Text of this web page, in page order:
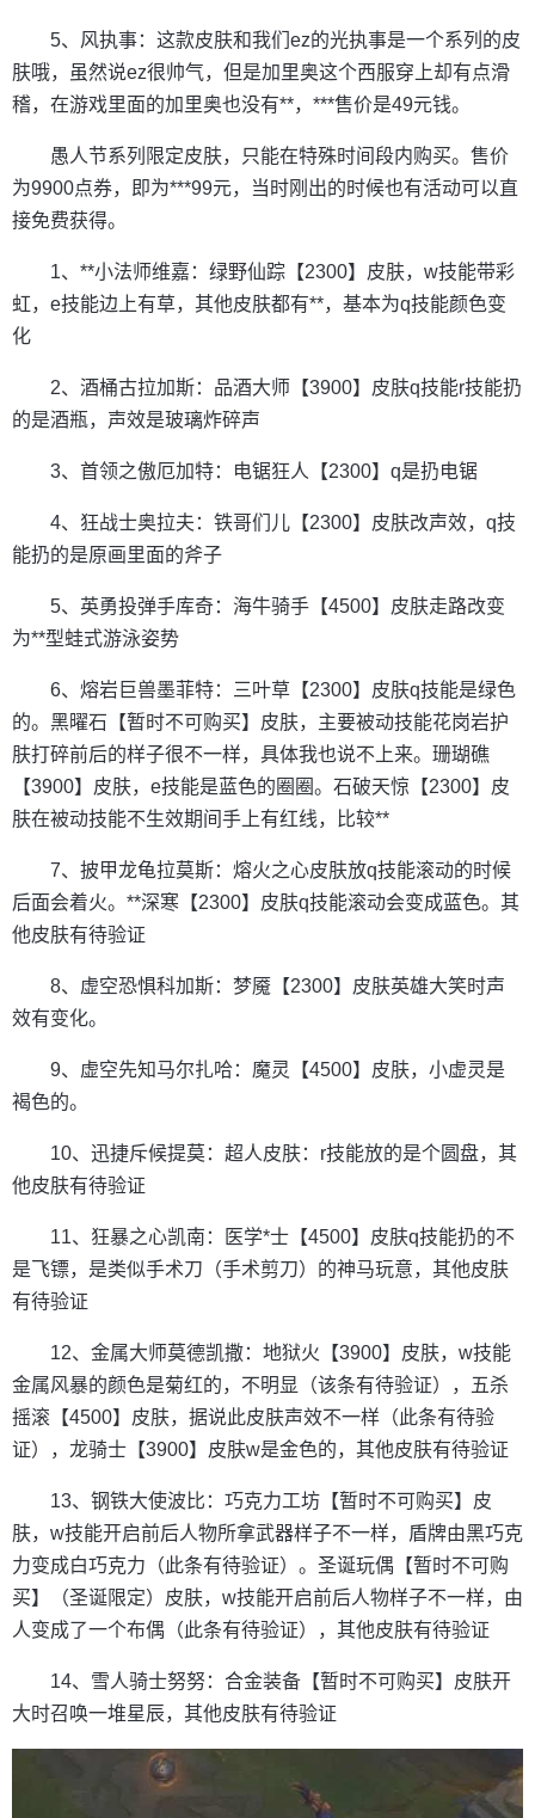
5、风执事：这款皮肤和我们ez的光执事是一个系列的皮
肤哦，虽然说ez很帅气，但是加里奥这个西服穿上却有点滑
稽，在游戏里面的加里奥也没有**，***售价是49元钱。
愚人节系列限定皮肤，只能在特殊时间段内购买。售价
为9900点券，即为***99元，当时刚出的时候也有活动可以直
接免费获得。
1、**小法师维嘉：绿野仙踪【2300】皮肤，w技能带彩
虹，e技能边上有草，其他皮肤都有**，基本为q技能颜色变
化
2、酒桶古拉加斯：品酒大师【3900】皮肤q技能r技能扔
的是酒瓶，声效是玻璃炸碎声
3、首领之傲厄加特：电锯狂人【2300】q是扔电锯
4、狂战士奥拉夫：铁哥们儿【2300】皮肤改声效，q技
能扔的是原画里面的斧子
5、英勇投弹手库奇：海牛骑手【4500】皮肤走路改变
为**型蛙式游泳姿势
6、熔岩巨兽墨菲特：三叶草【2300】皮肤q技能是绿色
的。黑曜石【暂时不可购买】皮肤，主要被动技能花岗岩护
肤打碎前后的样子很不一样，具体我也说不上来。珊瑚礁
【3900】皮肤，e技能是蓝色的圈圈。石破天惊【2300】皮
肤在被动技能不生效期间手上有红线，比较**
7、披甲龙龟拉莫斯：熔火之心皮肤放q技能滚动的时候
后面会着火。**深寒【2300】皮肤q技能滚动会变成蓝色。其
他皮肤有待验证
8、虚空恐惧科加斯：梦魇【2300】皮肤英雄大笑时声
效有变化。
9、虚空先知马尔扎哈：魔灵【4500】皮肤，小虚灵是
褐色的。
10、迅捷斥候提莫：超人皮肤：r技能放的是个圆盘，其
他皮肤有待验证
11、狂暴之心凯南：医学*士【4500】皮肤q技能扔的不
是飞镖，是类似手术刀（手术剪刀）的神马玩意，其他皮肤
有待验证
12、金属大师莫德凯撒：地狱火【3900】皮肤，w技能
金属风暴的颜色是菊红的，不明显（该条有待验证），五杀
摇滚【4500】皮肤，据说此皮肤声效不一样（此条有待验
证），龙骑士【3900】皮肤w是金色的，其他皮肤有待验证
13、钢铁大使波比：巧克力工坊【暂时不可购买】皮
肤，w技能开启前后人物所拿武器样子不一样，盾牌由黑巧克
力变成白巧克力（此条有待验证）。圣诞玩偶【暂时不可购
买】（圣诞限定）皮肤，w技能开启前后人物样子不一样，由
人变成了一个布偶（此条有待验证），其他皮肤有待验证
14、雪人骑士努努：合金装备【暂时不可购买】皮肤开
大时召唤一堆星辰，其他皮肤有待验证